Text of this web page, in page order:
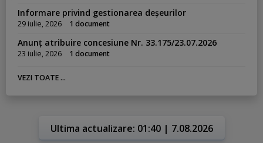
Informare privind gestionarea deșeurilor
29 iulie, 2026 1 document
Anunț atribuire concesiune Nr. 33.175/23.07.2026
23 iulie, 2026 1 document
VEZI TOATE ...
Ultima actualizare: 01:40 | 7.08.2026